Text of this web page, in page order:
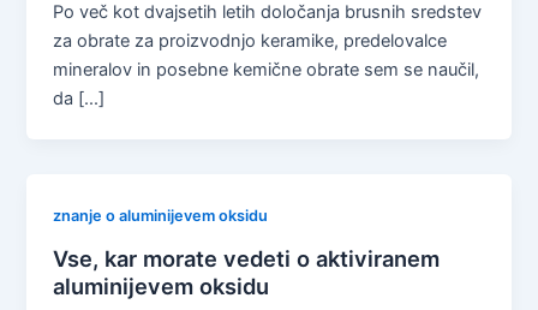
Po več kot dvajsetih letih določanja brusnih sredstev
za obrate za proizvodnjo keramike, predelovalce
mineralov in posebne kemične obrate sem se naučil,
da [...]
znanje o aluminijevem oksidu
Vse, kar morate vedeti o aktiviranem
aluminijevem oksidu